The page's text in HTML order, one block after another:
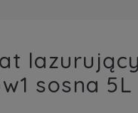
sosna 5L